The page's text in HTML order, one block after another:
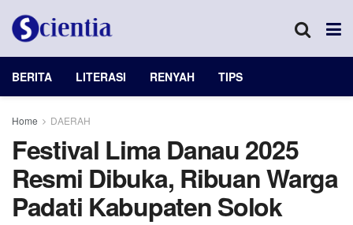
BERITA LITERASI RENYAH TIPS
Home DAERAH
Festival Lima Danau 2025
Resmi Dibuka, Ribuan Warga
Padati Kabupaten Solok